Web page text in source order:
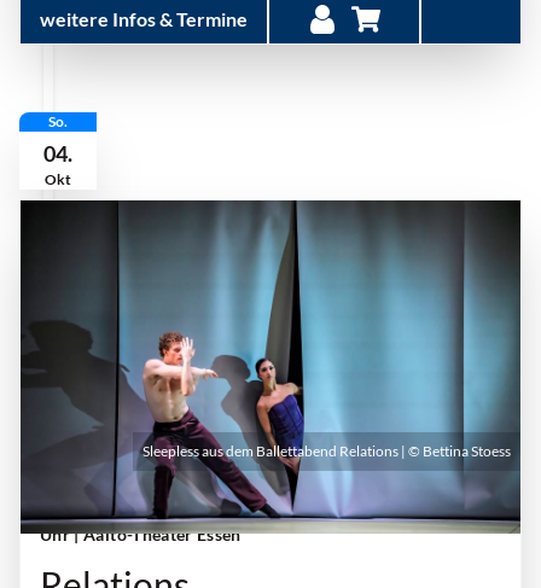
weitere Infos & Termine
So.
04.
Okt
Sonntag, 04. Oktober 2026 | 18:00 Uhr - 20:00
Uhr| Aalto-Theater Essen
Sleepless aus dem Ballettabend Relations | © Bettina Stoess